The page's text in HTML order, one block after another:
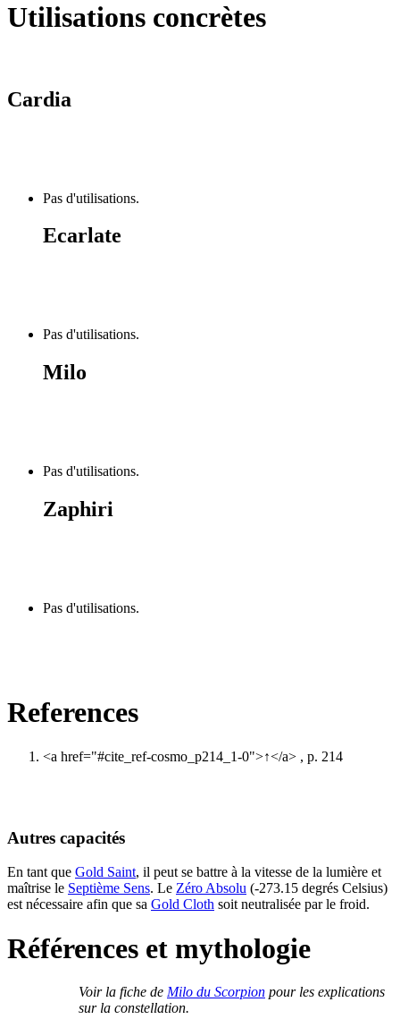
Utilisations concrètes
Cardia
Pas d'utilisations.
Ecarlate
Pas d'utilisations.
Milo
Pas d'utilisations.
Zaphiri
Pas d'utilisations.
References
<a href="#cite_ref-cosmo_p214_1-0">↑</a> , p. 214
Autres capacités
En tant que Gold Saint, il peut se battre à la vitesse de la lumière et
maîtrise le Septième Sens. Le Zéro Absolu (-273.15 degrés Celsius)
est nécessaire afin que sa Gold Cloth soit neutralisée par le froid.
Références et mythologie
Voir la fiche de Milo du Scorpion pour les explications
sur la constellation.